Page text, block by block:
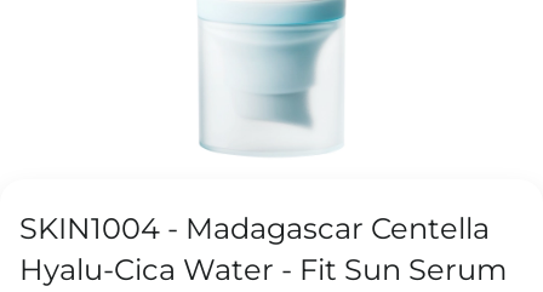
SKIN1004 - Madagascar Centella
Hyalu-Cica Water - Fit Sun Serum